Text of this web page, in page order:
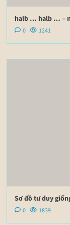
halb … halb … –
0 1241
Sơ đồ tư duy
0 1839